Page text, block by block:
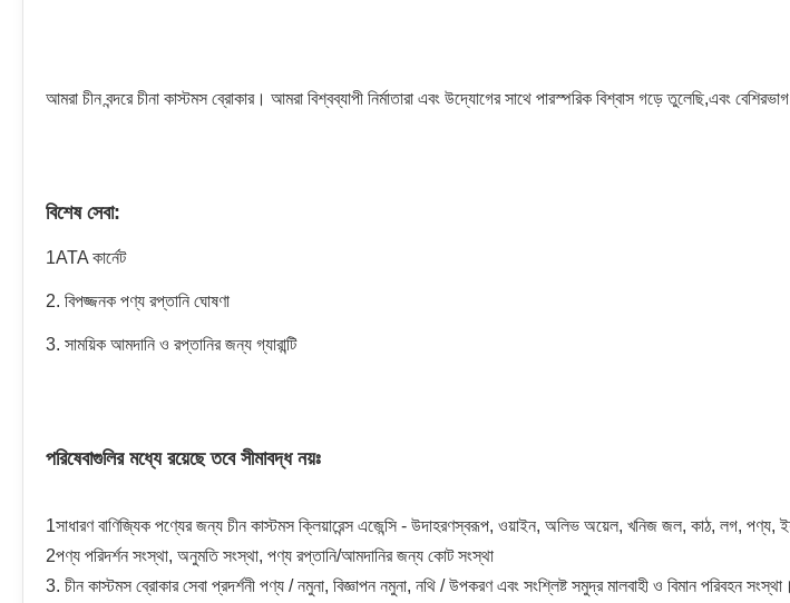
আমরা চীন বন্দরে চীনা কাস্টমস ব্রোকার। আমরা বিশ্বব্যাপী নির্মাতারা এবং উদ্যোগের সাথে পারস্পরিক বিশ্বাস গড়ে তুলেছি,এবং
বিশেষ সেবা:
1ATA কার্নেট
2. বিপজ্জনক পণ্য রপ্তানি ঘোষণা
3. সাময়িক আমদানি ও রপ্তানির জন্য গ্যারান্টি
পরিষেবাগুলির মধ্যে রয়েছে তবে সীমাবদ্ধ নয়ঃ
1সাধারণ বাণিজ্যিক পণ্যের জন্য চীন কাস্টমস ক্লিয়ারেন্স এজেন্সি - উদাহরণস্বরূপ, ওয়াইন, অলিভ অয়েল, খনিজ জল, কাঠ, লগ, পণ্য,
2পণ্য পরিদর্শন সংস্থা, অনুমতি সংস্থা, পণ্য রপ্তানি/আমদানির জন্য কোট সংস্থা
3. চীন কাস্টমস ব্রোকার সেবা প্রদর্শনী পণ্য / নমুনা, বিজ্ঞাপন নমুনা, নথি / উপকরণ এবং সংশ্লিষ্ট সমুদ্র মালবাহী ও বিমান পরিবহন সংস্থা।